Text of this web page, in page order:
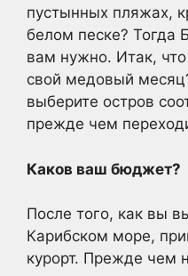
пустынных пляжах,
белом песке? Тогда
вам нужно. Итак,
свой медовый
выберите остров
прежде чем
Каков ваш бюджет?
После того, как вы
Карибском море,
курорт. Прежде чем